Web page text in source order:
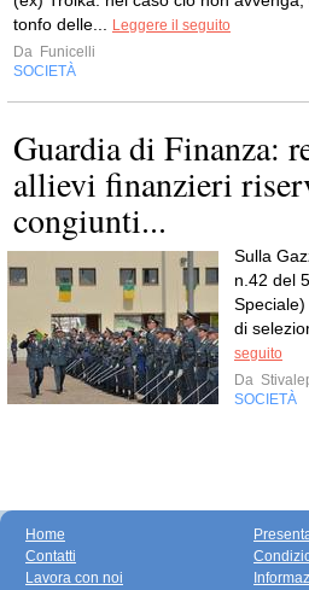
tonfo delle...
Leggere il seguito
Da Funicelli
SOCIETÀ
Guardia di Finanza:
allievi finanzieri
congiunti...
Sulla
n.42 del
di
seguito
Da
SOCIETÀ
Home
Contatti
Lavora con noi